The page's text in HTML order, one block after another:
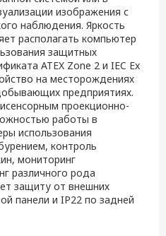
изображения с
наблюдения. Яркость
располагать компьютер
защитных
ATEX Zone 2 и IEC Ex
на месторождениях
предприятиях.
проекционно-
работы в
использования
контроль
мониторинг
различного рода
защиту от внешних
панели и IP22 по задней